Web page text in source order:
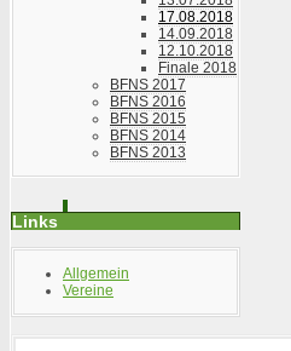
17.08.2018
14.09.2018
12.10.2018
Finale 2018
BFNS 2017
BFNS 2016
BFNS 2015
BFNS 2014
BFNS 2013
Links
Allgemein
Vereine